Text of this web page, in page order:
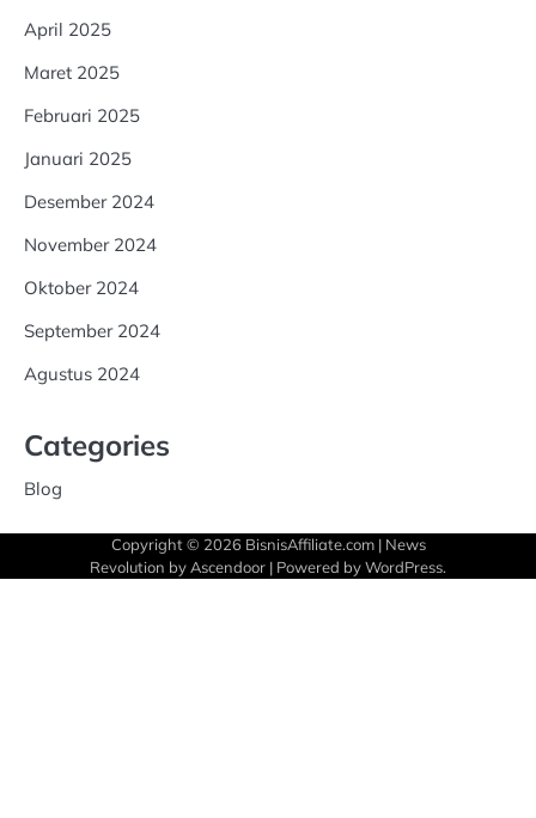
April 2025
Maret 2025
Februari 2025
Januari 2025
Desember 2024
November 2024
Oktober 2024
September 2024
Agustus 2024
Categories
Blog
Copyright © 2026 BisnisAffiliate.com| News
Revolution by Ascendoor | Powered byWordPress.